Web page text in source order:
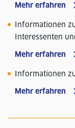
Mehr erfahren
Informationen
Interessenten
Mehr erfahren
Informationen
Mehr erfahren